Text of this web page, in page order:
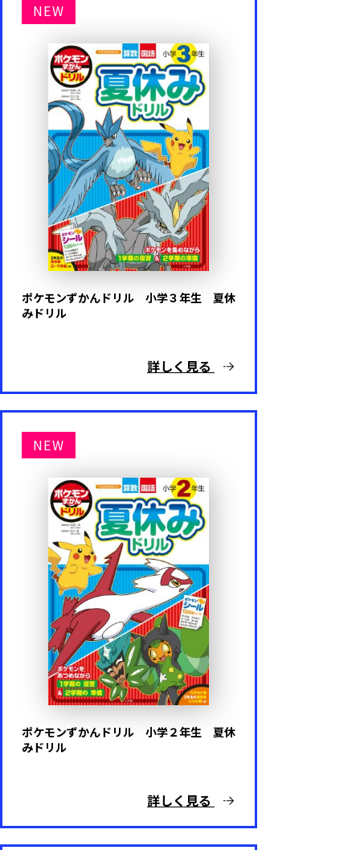
ドラえもん
ポケットモンスター
アンパンマン
パウ・パトロール
きかんしゃトーマス
おさるのジョージ
その他キャラクター・ゲーム
はじめてのおけいこ
陰山メソッド
陰山メソッドｆｏｒキッズ
算数と国語を同時に伸ばすパズル
ドラえもん はじめてのシリーズ
ポケモンずかんドリル
NEW
ポケモンずかんドリル 小学３年生 夏休
みドリル
詳しく見る
NEW
ポケモンずかんドリル 小学２年生 夏休
みドリル
詳しく見る